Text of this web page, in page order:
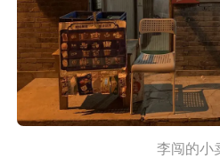
李闯的小